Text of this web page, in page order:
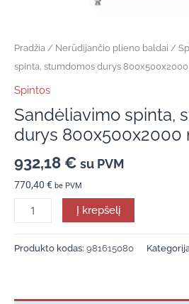
Pradžia / Nerūdijančio plieno baldai /
spinta, stumdomos durys
Spintos
Sandėliavimo spinta,
durys 800x500x2000
932,18 € su PVM
770,40 € be PVM
Į krepšelį
Produkto kodas: 981615080